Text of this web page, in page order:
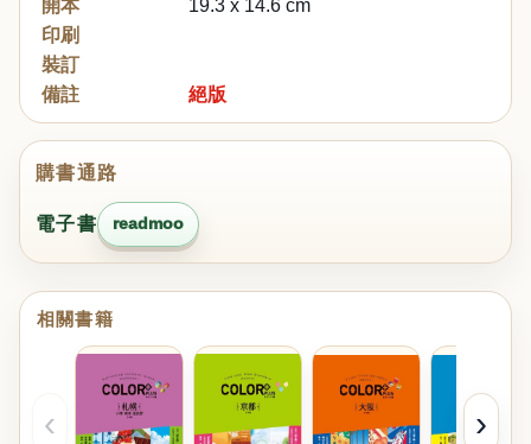
開本
19.3 x 14.6 cm
印刷
裝訂
備註
絕版
購書通路
電子書 readmoo
相關書籍
‹ ›